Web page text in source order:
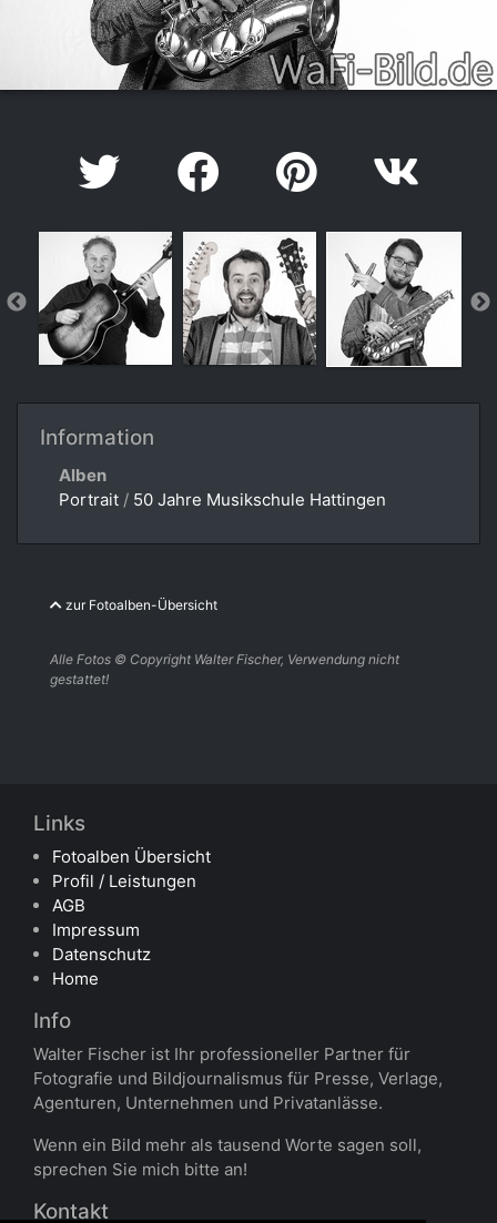
Information
Alben
Portrait/ 50 Jahre Musikschule Hattingen
zur Fotoalben-Übersicht
Alle Fotos © Copyright Walter Fischer, Verwendung nicht
gestattet!
Links
Fotoalben Übersicht
Profil / Leistungen
AGB
Impressum
Datenschutz
Home
Info
Walter Fischer ist Ihr professioneller Partner für
Fotografie und Bildjournalismus für Presse, Verlage,
Agenturen, Unternehmen und Privatanlässe.
Wenn ein Bild mehr als tausend Worte sagen soll,
sprechen Sie mich bitte an!
Kontakt